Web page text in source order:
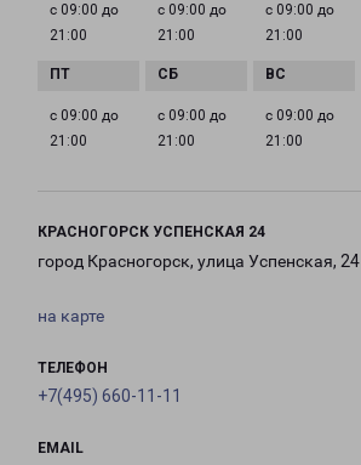
с 09:00 до
21:00
с 09:00 до
21:00
с 09:00 до
21:00
с 09:00 до
21:00
с 09:00 до
21:00
с 09:00 до
21:00
КРАСНОГОРСК УСПЕНСКАЯ 24
город Красногорск, улица Успенская, 24
на карте
ТЕЛЕФОН
+7(495) 660-11-11
EMAIL